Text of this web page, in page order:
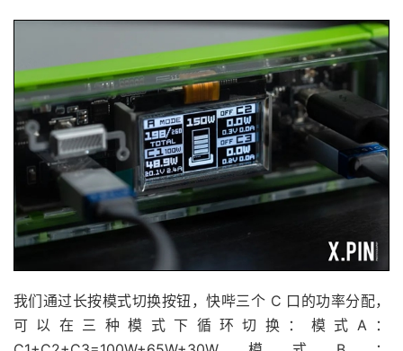
我们通过长按模式切换按钮，快哔三个 C 口的功率分配，
可以在三种模式下循环切换：模式A：